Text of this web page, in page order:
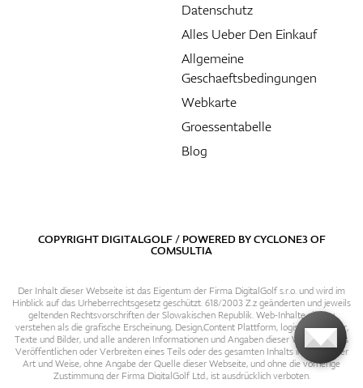
Datenschutz
Alles Ueber Den Einkauf
Allgemeine
Geschaeftsbedingungen
Webkarte
Groessentabelle
Blog
COPYRIGHT DIGITALGOLF / POWERED BYCYCLONE3OF
COMSULTIA
Der Inhalt dieser Webseite ist das Eigentum der Firma DigitalGolf s.r.o. und wird im
Hinblick auf das Urheberrechtsgesetz geschützt. 618/2003 Z.z geänderten und jeweils
geltenden Rechtsvorschriften der Slowakischen Republik. Web-Inhalte sind zu
verstehen als die grafische Erscheinung, Design,Content Plattform, logische Struktur,
Texte und Bilder, und alle anderen Informationen und Angaben dieser Webseite. Das
Veröffentlichen oder Verbreiten eines Teils oder des gesamten Inhalts in irgendeiner
Art und Weise, ohne Angabe der Quelle dieser Webseite, und ohne die vorherige
Zustimmung der Firma DigitalGolf Ltd., ist ausdrücklich verboten.